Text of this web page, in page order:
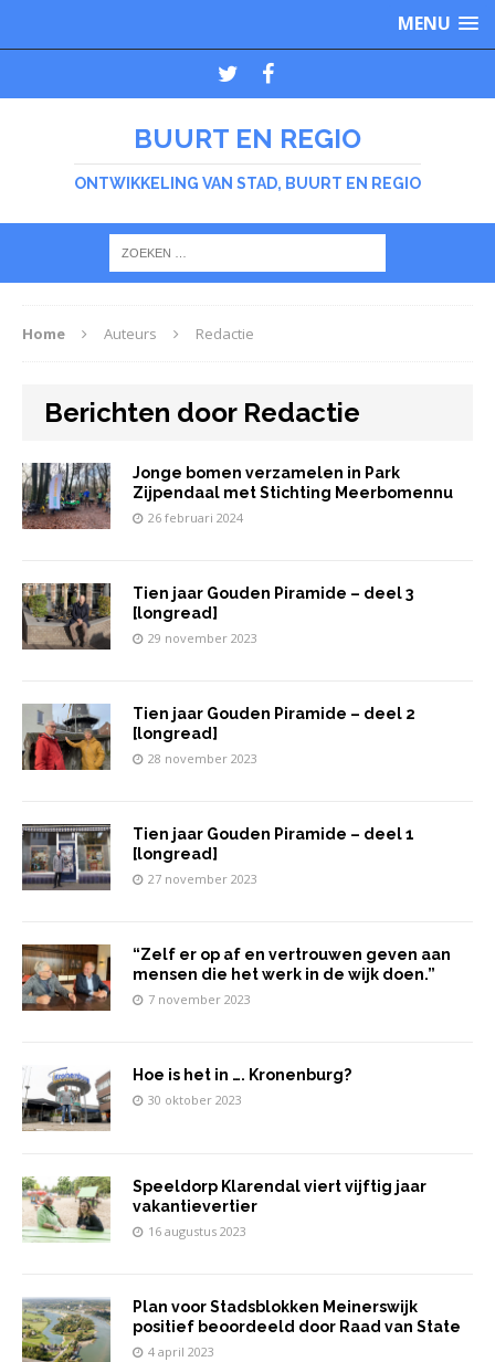
MENU
BUURT EN REGIO
ONTWIKKELING VAN STAD, BUURT EN REGIO
Home Auteurs Redactie
Berichten door Redactie
Jonge bomen verzamelen in Park
Zijpendaal met Stichting Meerbomennu
26 februari 2024
Tien jaar Gouden Piramide – deel 3
[longread]
29 november 2023
Tien jaar Gouden Piramide – deel 2
[longread]
28 november 2023
Tien jaar Gouden Piramide – deel 1
[longread]
27 november 2023
“Zelf er op af en vertrouwen geven aan
mensen die het werk in de wijk doen.”
7 november 2023
Hoe is het in …. Kronenburg?
30 oktober 2023
Speeldorp Klarendal viert vijftig jaar
vakantievertier
16 augustus 2023
Plan voor Stadsblokken Meinerswijk
positief beoordeeld door Raad van State
4 april 2023